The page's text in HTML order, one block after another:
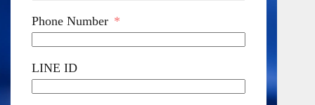
Phone Number
LINE ID